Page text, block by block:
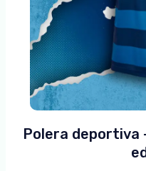
Polera deportiva